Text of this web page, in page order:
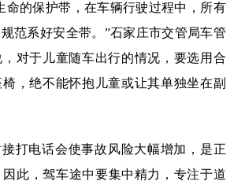
命的保护带，在车辆行驶过程中，所有
范系好安全带。”石家庄市交管局车管
对于儿童随车出行的情况，要选用合
，绝不能怀抱儿童或让其单独坐在副
打电话会使事故风险大幅增加，是正
此，驾车途中要集中精力，专注于道